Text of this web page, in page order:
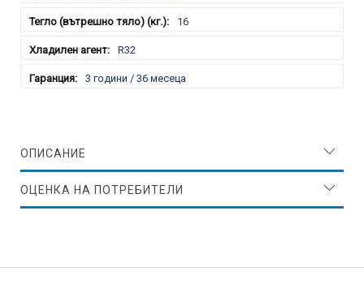
16
R32
3 години / 36 месеца
ОПИСАНИЕ
ОЦЕНКА НА ПОТРЕБИТЕЛИ